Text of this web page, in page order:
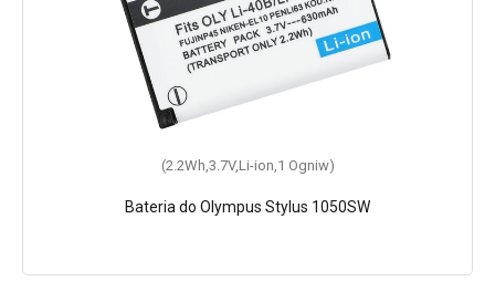
(2.2Wh,3.7V,Li-ion,1 Ogniw)
Bateria do Olympus Stylus 1050SW